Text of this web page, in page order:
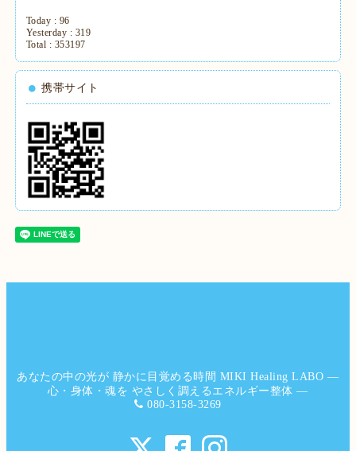
Today : 96
Yesterday : 319
Total : 353197
携帯サイト
あなたの中の光が 静かに目覚める時間 MIKI Healing LABO ―
心・身体・魂を やさしく調えるエネルギー整体 ―
080-3158-3269